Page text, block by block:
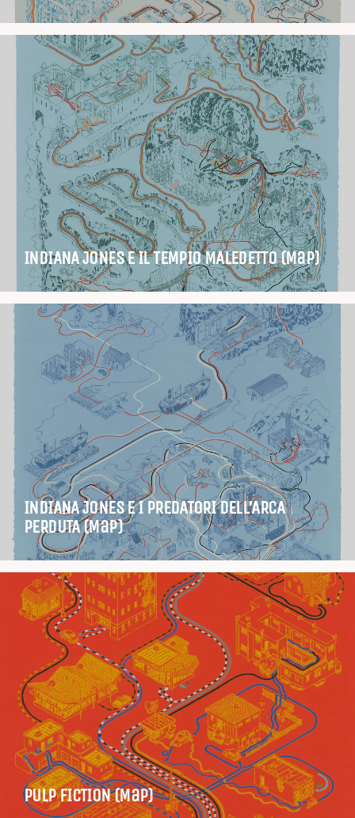
INDIANA JONES E IL TEMPIO MALEDETTO (Map)
INDIANA JONES E I PREDATORI DELL’ARCA
PERDUTA (Map)
PULP FICTION (Map)